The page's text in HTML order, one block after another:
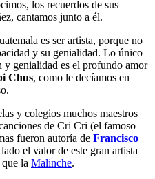
los recuerdos de sus
cantamos junto a él.
es ser artista, porque no
y su genialidad. Lo único
y genialidad es el profundo amor
Chus, como le decíamos en
y colegios muchos maestros
de Cri Cri (el famoso
fueron autoría de Francisco
el valor de este gran artista
la Malinche.